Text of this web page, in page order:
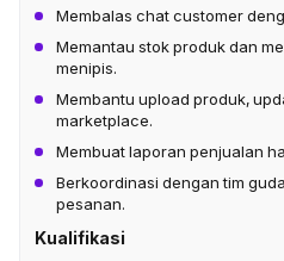
Membalas chat customer
Memantau stok produk dan
menipis.
Membantu upload produk,
marketplace.
Membuat laporan penjualan
Berkoordinasi dengan tim
pesanan.
Kualifikasi